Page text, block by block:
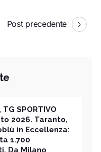
Post precedente
SPORTIVO
2026. Taranto,
in Eccellenza:
1.700